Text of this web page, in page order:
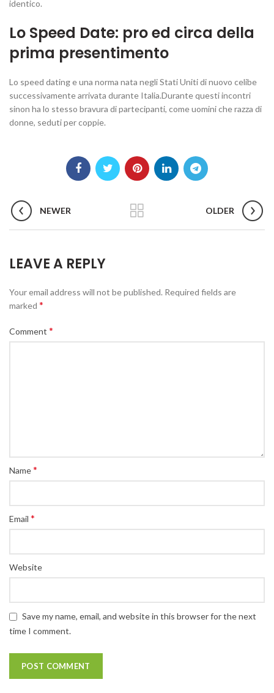
identico.
Lo Speed Date: pro ed circa della
prima presentimento
Lo speed dating e una norma nata negli Stati Uniti di nuovo celibe
successivamente arrivata durante Italia.Durante questi incontri
sinon ha lo stesso bravura di partecipanti, come uomini che razza di
donne, seduti per coppie.
NEWER OLDER
LEAVE A REPLY
Your email address will not be published. Required fields are
marked *
Comment *
Name*
Email *
Website
Save my name, email, and website in this browser for the next
time I comment.